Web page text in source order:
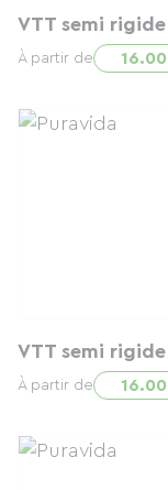
VTT semi rigide
À partir de
VTT semi rigide
À partir de